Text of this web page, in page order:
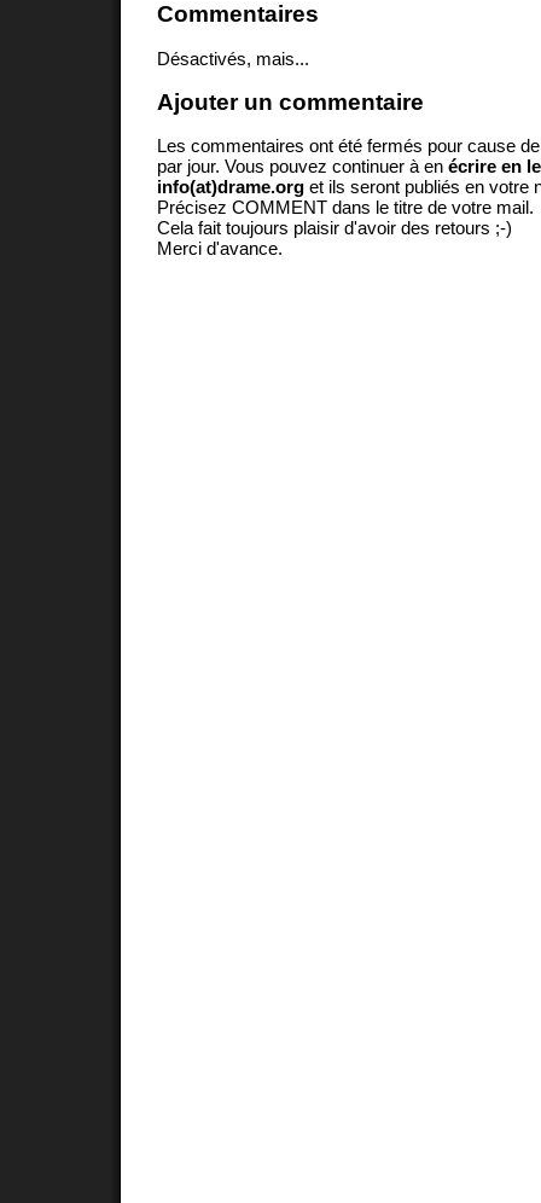
Commentaires
Désactivés, mais...
Ajouter un commentaire
Les commentaires ont été fermés pour cause
par jour. Vous pouvez continuer à en écrire en
info(at)drame.org et ils seront publiés en votre
Précisez COMMENT dans le titre de votre mail.
Cela fait toujours plaisir d'avoir des retours ;-)
Merci d'avance.